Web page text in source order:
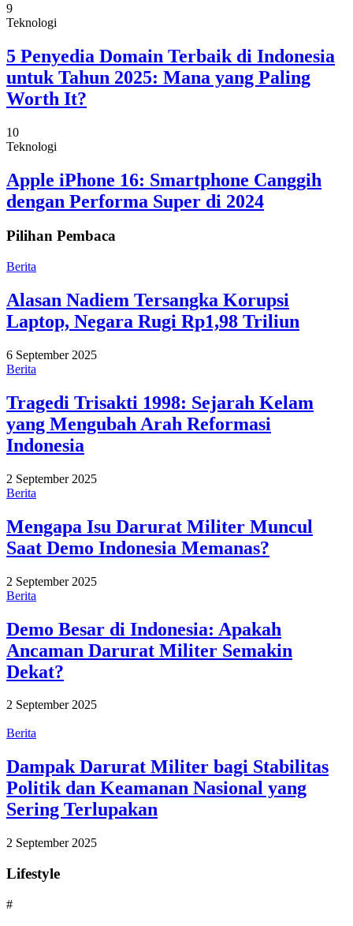
9
Teknologi
5 Penyedia Domain Terbaik di Indonesia
untuk Tahun 2025: Mana yang Paling
Worth It?
10
Teknologi
Apple iPhone 16: Smartphone Canggih
dengan Performa Super di 2024
Pilihan Pembaca
Berita
Alasan Nadiem Tersangka Korupsi
Laptop, Negara Rugi Rp1,98 Triliun
6 September 2025
Berita
Tragedi Trisakti 1998: Sejarah Kelam
yang Mengubah Arah Reformasi
Indonesia
2 September 2025
Berita
Mengapa Isu Darurat Militer Muncul
Saat Demo Indonesia Memanas?
2 September 2025
Berita
Demo Besar di Indonesia: Apakah
Ancaman Darurat Militer Semakin
Dekat?
2 September 2025
Berita
Dampak Darurat Militer bagi Stabilitas
Politik dan Keamanan Nasional yang
Sering Terlupakan
2 September 2025
Lifestyle
#